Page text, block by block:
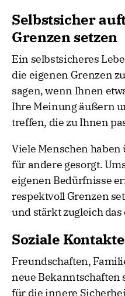
Selbstsicher
Grenzen setzen
Ein selbstsicheres
die eigenen Grenzen
sagen, wenn Ihnen
Ihre Meinung äußern
treffen, die zu Ihnen
Viele Menschen
für andere gesorgt.
eigenen Bedürfnisse
respektvoll Grenzen
und stärkt zugleich
Soziale
Freundschaften,
neue Bekanntschaften
für die innere